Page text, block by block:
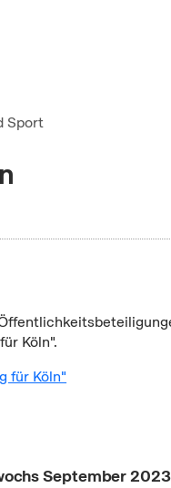
Sport
Köln".
für Köln"
September 2023